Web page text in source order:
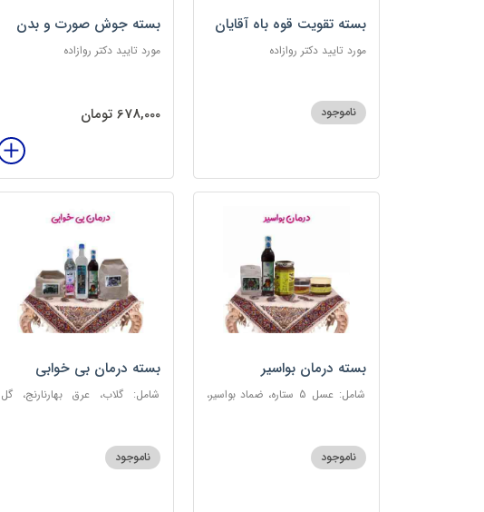
بسته تقویت قوه باه آقایان
مورد تایید دکتر روازاده
ناموجود
بسته جوش صورت و بدن
مورد تایید دکتر روازاده
678,000 تومان
بسته درمان بواسیر
شامل: عسل 5 ستاره، ضماد بواسیر،
ناموجود
بسته درمان بی خوابی
شامل: گلاب، عرق بهارنارنج، گل
ناموجود